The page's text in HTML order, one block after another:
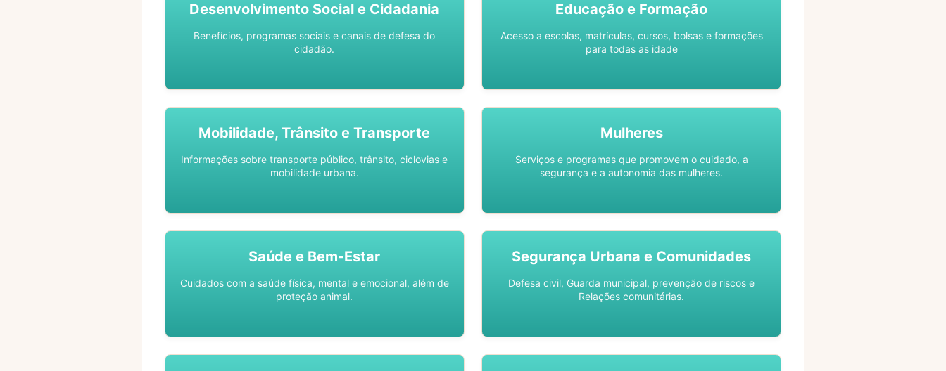
Desenvolvimento Social e Cidadania
Benefícios, programas sociais e canais de defesa do
cidadão.
Educação e Formação
Acesso a escolas, matrículas, cursos, bolsas e formações
para todas as idade
Mobilidade, Trânsito e Transporte
Informações sobre transporte público, trânsito, ciclovias e
mobilidade urbana.
Mulheres
Serviços e programas que promovem o cuidado, a
segurança e a autonomia das mulheres.
Saúde e Bem-Estar
Cuidados com a saúde física, mental e emocional, além de
proteção animal.
Segurança Urbana e Comunidades
Defesa civil, Guarda municipal, prevenção de riscos e
Relações comunitárias.